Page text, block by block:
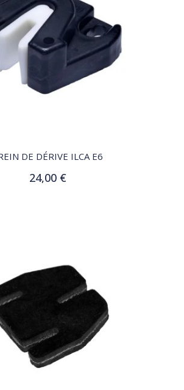
DE DÉRIVE ILCA E6
24,00 €
Ajouter au panier